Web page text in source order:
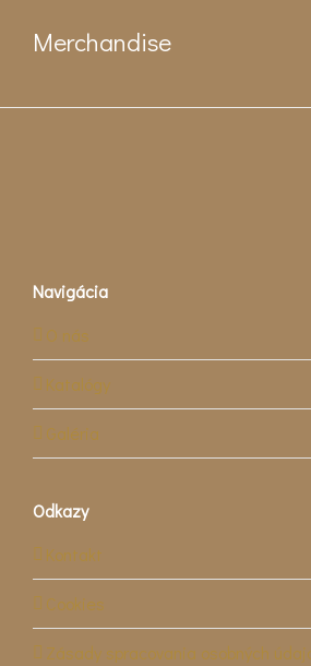
Merchandise
Navigácia
O nás
Katalógy
Galéria
Odkazy
Kontakt
Cookies
Zásady spracovania osobných